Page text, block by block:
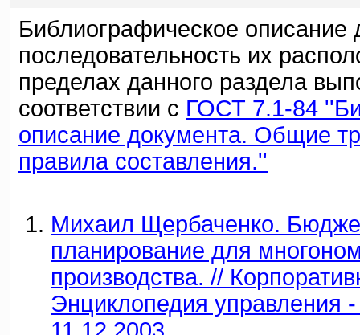
Библиографическое описание
последовательность их
пределах данного раздела
соответствии с ГОСТ 7.1-84
описание документа. Общие
правила составления.''
Михаил Щербаченко.
планирование для
производства. //
Энциклопедия управления